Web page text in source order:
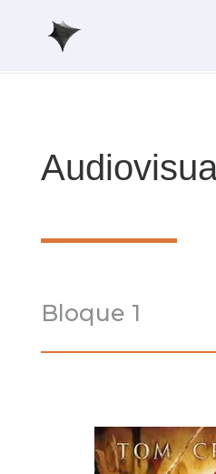
Bloque 1